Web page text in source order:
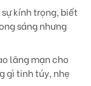
kính trọng, biết
sáng nhưng
lãng mạn cho
gì tinh túy, nhẹ